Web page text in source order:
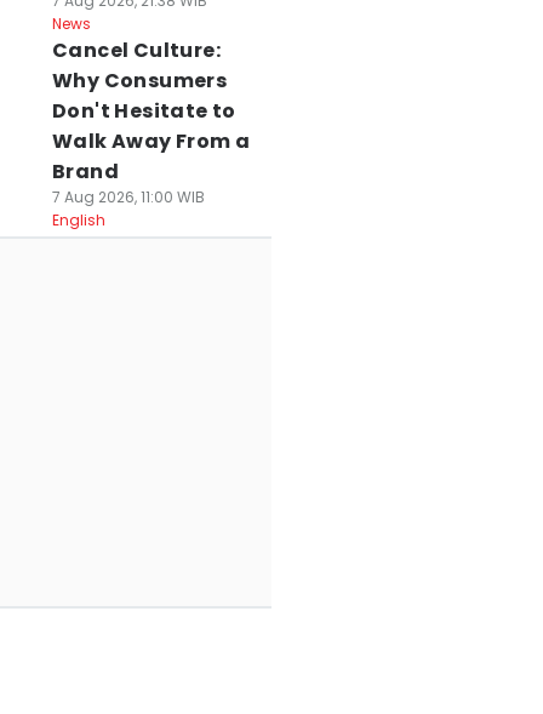
News
Cancel Culture:
Why Consumers
Don't Hesitate to
Walk Away From a
Brand
7 Aug 2026, 11:00 WIB
English